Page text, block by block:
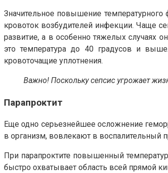
Значительное повышение
кровоток возбудителей инфекции. Чаще
развитие, а в особенно тяжелых случаях
это температура до 40 градусов и
кровоточащие уплотнения.
Важно! Поскольку сепсис угрожает
Парапроктит
Еще одно серьезнейшее осложнение
в организм, вовлекают в воспалительный
При парапроктите повышенный
быстро охватывает область всей прямой